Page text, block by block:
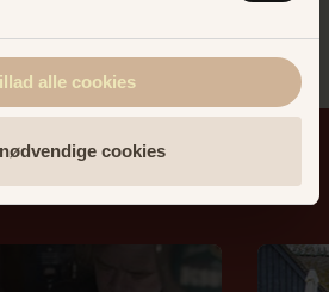
alle cookies
cookies
og barer